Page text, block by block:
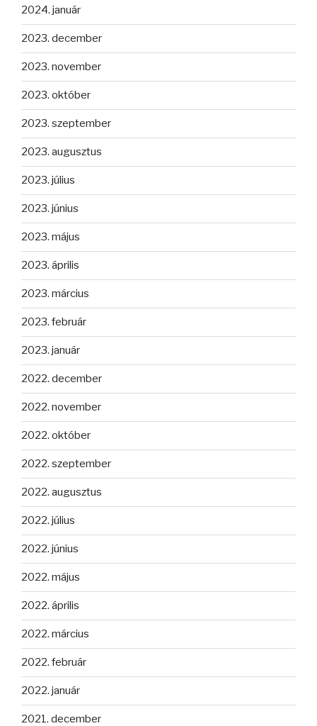
2024. január
2023. december
2023. november
2023. október
2023. szeptember
2023. augusztus
2023. július
2023. június
2023. május
2023. április
2023. március
2023. február
2023. január
2022. december
2022. november
2022. október
2022. szeptember
2022. augusztus
2022. július
2022. június
2022. május
2022. április
2022. március
2022. február
2022. január
2021. december